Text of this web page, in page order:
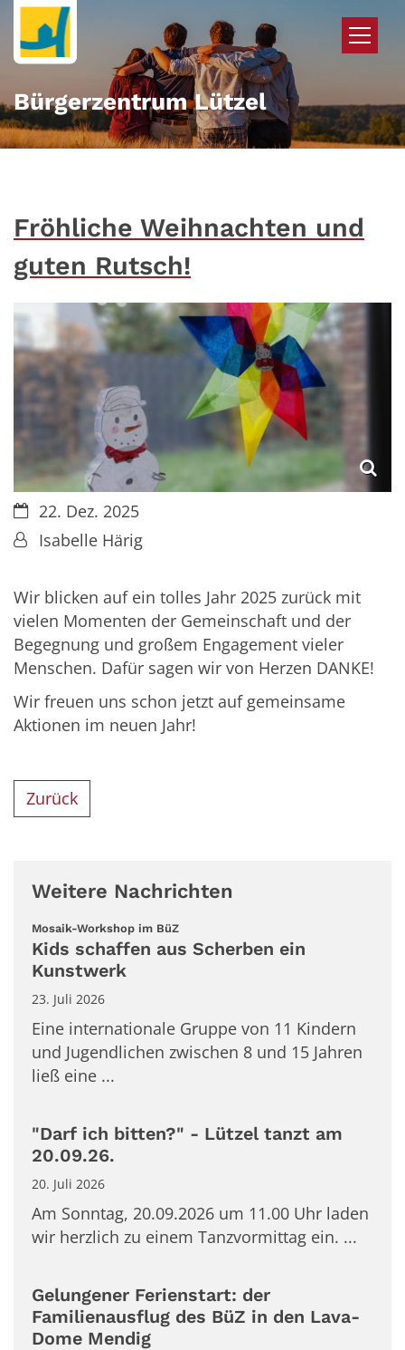
Zum Inhalt springen
Bürgerzentrum Lützel
Fröhliche Weihnachten und
guten Rutsch!
Datum:22. Dez. 2025
Von:Isabelle Härig
Wir blicken auf ein tolles Jahr 2025 zurück mit
vielen Momenten der Gemeinschaft und der
Begegnung und großem Engagement vieler
Menschen. Dafür sagen wir von Herzen DANKE!
Wir freuen uns schon jetzt auf gemeinsame
Aktionen im neuen Jahr!
Zurück
Weitere Nachrichten
Mosaik-Workshop im BüZ:
Kids schaffen aus Scherben ein
Kunstwerk
23. Juli 2026
Eine internationale Gruppe von 11 Kindern
und Jugendlichen zwischen 8 und 15 Jahren
ließ eine ...
"Darf ich bitten?" - Lützel tanzt am
20.09.26.
20. Juli 2026
Am Sonntag, 20.09.2026 um 11.00 Uhr laden
wir herzlich zu einem Tanzvormittag ein. ...
Gelungener Ferienstart: der
Familienausflug des BüZ in den Lava-
Dome Mendig